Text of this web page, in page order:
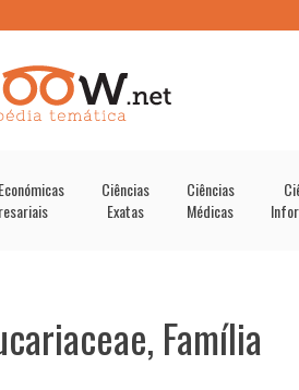
Ciências
Exatas
Ciências
Médicas
Família